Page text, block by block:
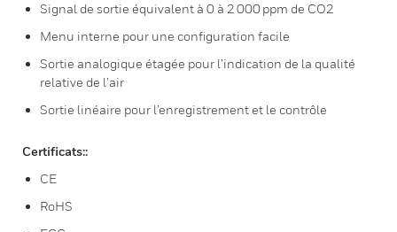
Signal de sortie équivalent à 0 à 2 000 ppm de CO2
Menu interne pour une configuration facile
Sortie analogique étagée pour l’indication de la qualité
relative de l’air
Sortie linéaire pour l’enregistrement et le contrôle
Certificats::
CE
RoHS